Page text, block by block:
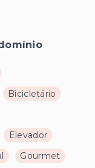
Bicicletário
Elevador
Gourmet